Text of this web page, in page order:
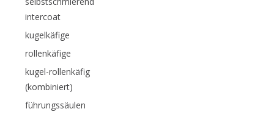
intercoat
kugelkäfige
rollenkäfige
kugel-rollenkäfig
(kombiniert)
führungssäulen